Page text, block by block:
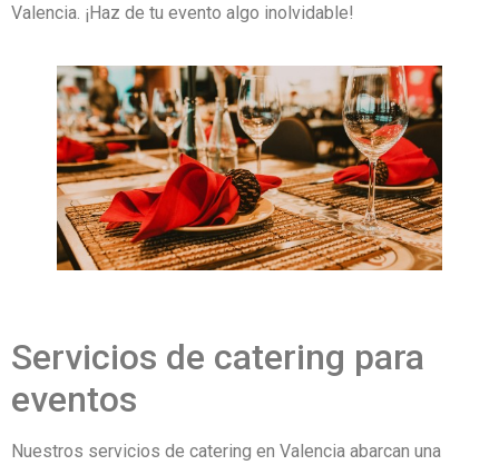
Valencia. ¡Haz de tu evento algo inolvidable!
Servicios de catering para
eventos
Nuestros servicios de catering en Valencia abarcan una